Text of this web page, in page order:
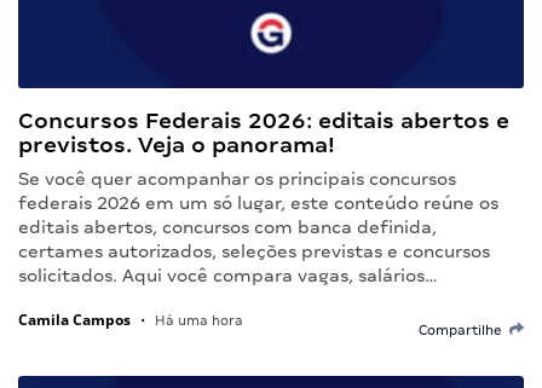
Concursos Federais 2026: editais abertos e
previstos. Veja o panorama!
Se você quer acompanhar os principais concursos
federais 2026 em um só lugar, este conteúdo reúne os
editais abertos, concursos com banca definida,
certames autorizados, seleções previstas e concursos
solicitados. Aqui você compara vagas, salários…
Camila Campos • Há uma hora
Compartilhe